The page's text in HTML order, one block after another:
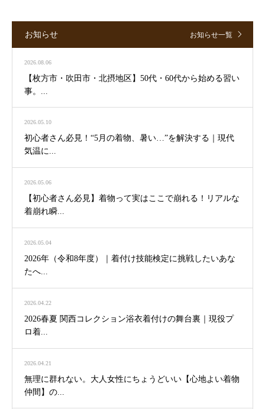
お知らせ お知らせ一覧
2026.08.06
【枚方市・吹田市・北摂地区】50代・60代から始める習い
事。...
2026.05.10
初心者さん必見！“5月の着物、暑い…”を解決する｜現代
気温に...
2026.05.06
【初心者さん必見】着物って実はここで崩れる！リアルな
着崩れ瞬...
2026.05.04
2026年（令和8年度）｜着付け技能検定に挑戦したいあな
たへ...
2026.04.22
2026春夏 関西コレクション浴衣着付けの舞台裏｜現役プ
ロ着...
2026.04.21
無理に群れない。大人女性にちょうどいい【心地よい着物
仲間】の...